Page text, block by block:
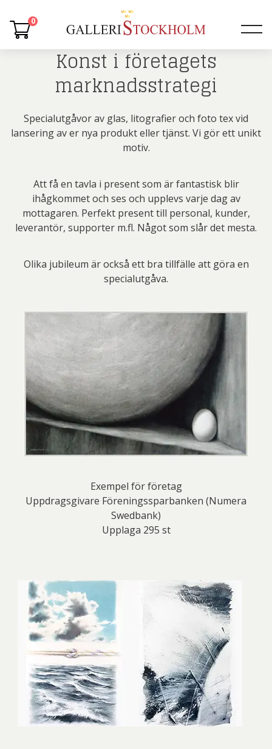
0
Konst i företagets
marknadsstrategi
Specialutgåvor av glas, litografier och foto tex vid
lansering av er nya produkt eller tjänst. Vi gör ett unikt
motiv.
Att få en tavla i present som är fantastisk blir
ihågkommet och ses och upplevs varje dag av
mottagaren. Perfekt present till personal, kunder,
leverantör, supporter m.fl. Något som slår det mesta.
Olika jubileum är också ett bra tillfälle att göra en
specialutgåva.
Exempel för företag
Uppdragsgivare Föreningssparbanken (Numera
Swedbank)
Upplaga 295 st